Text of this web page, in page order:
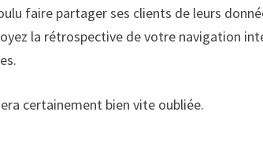
faire partager ses clients de leurs
la rétrospective de votre navigation
certainement bien vite oubliée.